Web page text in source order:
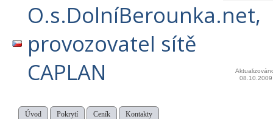
O.s.DolníBerounka.net,
provozovatel sítě
CAPLAN
08.10.2009
Úvod Pokrytí Ceník Kontakty